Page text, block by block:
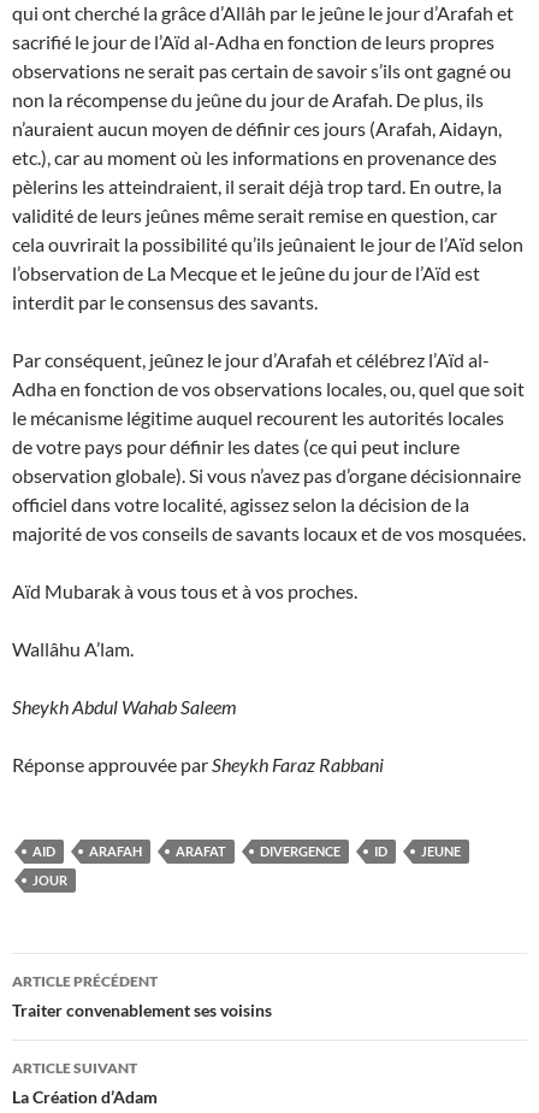
qui ont cherché la grâce d’Allâh par le jeûne le jour d’Arafah et
sacrifié le jour de l’Aïd al-Adha en fonction de leurs propres
observations ne serait pas certain de savoir s’ils ont gagné ou
non la récompense du jeûne du jour de Arafah. De plus, ils
n’auraient aucun moyen de définir ces jours (Arafah, Aidayn,
etc.), car au moment où les informations en provenance des
pèlerins les atteindraient, il serait déjà trop tard. En outre, la
validité de leurs jeûnes même serait remise en question, car
cela ouvrirait la possibilité qu’ils jeûnaient le jour de l’Aïd selon
l’observation de La Mecque et le jeûne du jour de l’Aïd est
interdit par le consensus des savants.
Par conséquent, jeûnez le jour d’Arafah et célébrez l’Aïd al-
Adha en fonction de vos observations locales, ou, quel que soit
le mécanisme légitime auquel recourent les autorités locales
de votre pays pour définir les dates (ce qui peut inclure
observation globale). Si vous n’avez pas d’organe décisionnaire
officiel dans votre localité, agissez selon la décision de la
majorité de vos conseils de savants locaux et de vos mosquées.
Aïd Mubarak à vous tous et à vos proches.
Wallâhu A’lam.
Sheykh Abdul Wahab Saleem
Réponse approuvée parSheykh Faraz Rabbani
AID ARAFAH ARAFAT DIVERGENCE ID
JEUNE
JOUR
Navigation
des
articles
ARTICLE PRÉCÉDENT
Traiter convenablement ses voisins
ARTICLE SUIVANT
La Création d’Adam